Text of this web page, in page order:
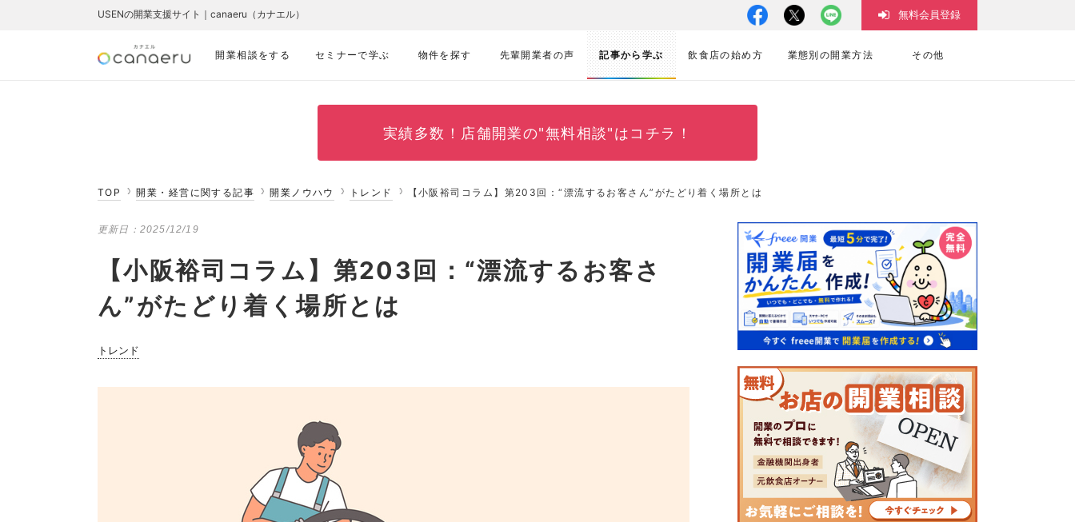
開業相談をする セミナーで学ぶ 物件を探す 先輩開業者の声 記事から学ぶ 飲食店の始め方 業態別の開業方法 その他
USENの開業支援サイト｜canaeru（カナエル） 無料会員登録
実績多数！ 店舗開業の"無料相談"はコチラ！
TOP 開業・経営に関する記事 開業ノウハウ トレンド 【小阪裕司コラム】第203回：“漂流するお客さん”がたどり着く場所とは
更新日： 2025/12/19
【小阪裕司コラム】第203回：“漂流するお客さ
ん”がたどり着く場所とは
トレンド